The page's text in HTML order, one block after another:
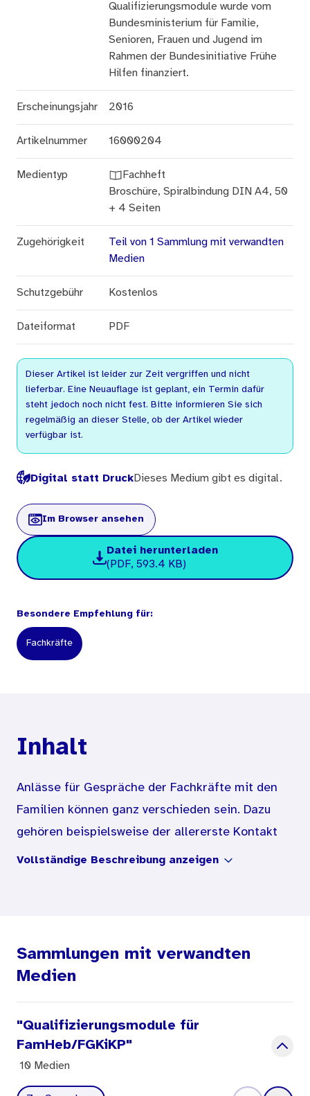
Qualifizierungsmodule wurde vom
Bundesministerium für Familie,
Senioren, Frauen und Jugend im
Rahmen der Bundesinitiative Frühe
Hilfen finanziert.
Erscheinungsjahr 2016
Artikelnummer 16000204
Medientyp
Fachheft
Broschüre, Spiralbindung DIN A4, 50
+ 4 Seiten
Zugehörigkeit
Teil von 1 Sammlung mit verwandten
Medien
Schutzgebühr Kostenlos
Dateiformat PDF
Dieser Artikel ist leider zur Zeit vergriffen und nicht
lieferbar. Eine Neuauflage ist geplant, ein Termin dafür
steht jedoch noch nicht fest. Bitte informieren Sie sich
regelmäßig an dieser Stelle, ob der Artikel wieder
verfügbar ist.
Digital statt DruckDieses Medium gibt es digital.
Im Browser ansehen
Datei herunterladen
(PDF, 593.4 KB)
Besondere Empfehlung für:
Fachkräfte
Inhalt
Anlässe für Gespräche der Fachkräfte mit den
Familien können ganz verschieden sein. Dazu
gehören beispielsweise der allererste Kontakt
mit einer Mutter, ein konstruktives Feedback zu
von Qualifizierungsmodul 4 für
Familienhebammen und Familien-Gesundheits-
Anregungen zur Gesprächsführung, damit das
Vollständige Beschreibung anzeigen
Sammlungen mit verwandten
Medien
"Qualifizierungsmodule für
FamHeb/FGKiKP"
10 Medien